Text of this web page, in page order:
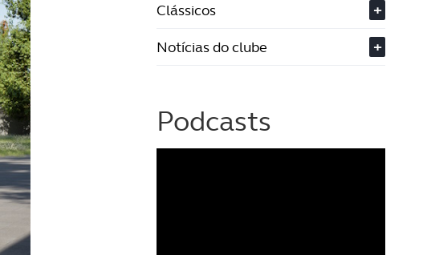
Clássicos
+
Notícias do clube
+
Podcasts